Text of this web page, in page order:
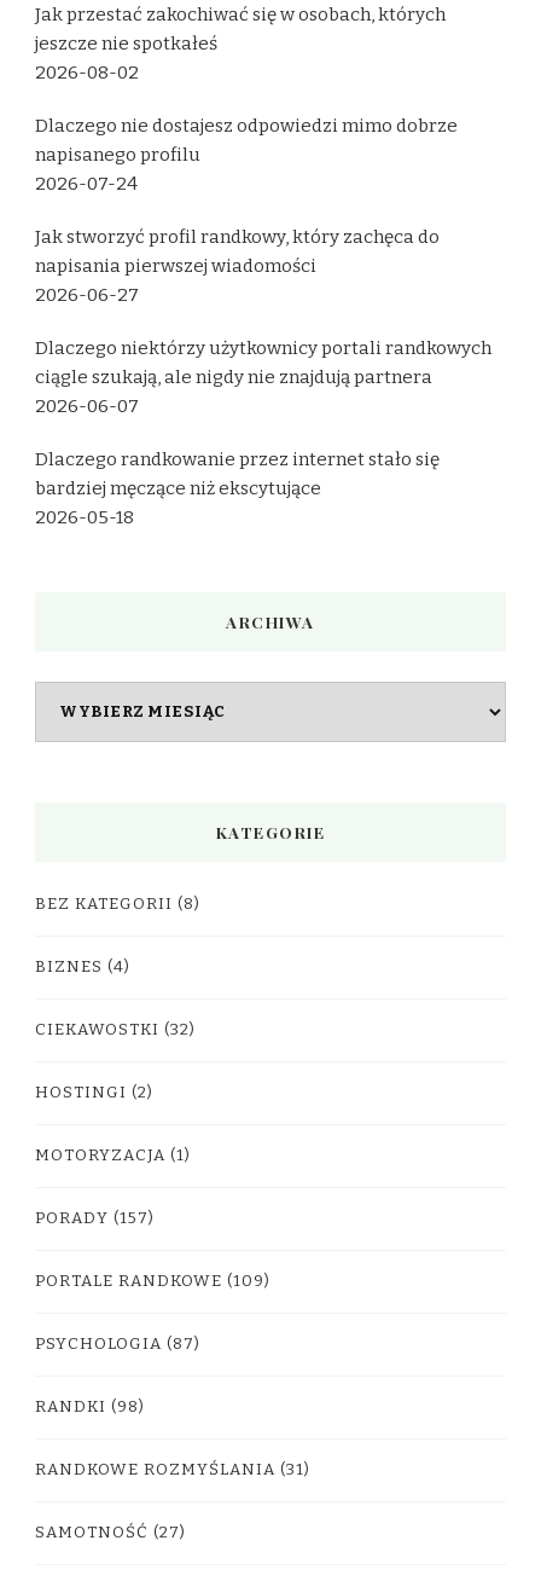
Jak przestać zakochiwać się w osobach, których
jeszcze nie spotkałeś
2026-08-02
Dlaczego nie dostajesz odpowiedzi mimo dobrze
napisanego profilu
2026-07-24
Jak stworzyć profil randkowy, który zachęca do
napisania pierwszej wiadomości
2026-06-27
Dlaczego niektórzy użytkownicy portali randkowych
ciągle szukają, ale nigdy nie znajdują partnera
2026-06-07
Dlaczego randkowanie przez internet stało się
bardziej męczące niż ekscytujące
2026-05-18
ARCHIWA
KATEGORIE
BEZ KATEGORII (8)
BIZNES (4)
CIEKAWOSTKI (32)
HOSTINGI (2)
MOTORYZACJA (1)
PORADY (157)
PORTALE RANDKOWE (109)
PSYCHOLOGIA (87)
RANDKI (98)
RANDKOWE ROZMYŚLANIA (31)
SAMOTNOŚĆ (27)